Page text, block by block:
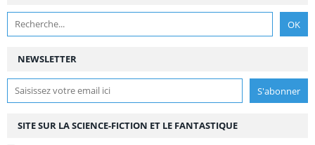
NEWSLETTER
SITE SUR LA SCIENCE-FICTION ET LE FANTASTIQUE